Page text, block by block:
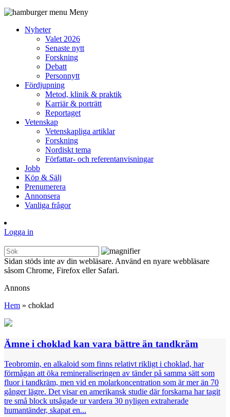
Meny
Nyheter
Valet 2026
Senaste nytt
Forskning
Debatt
Personnytt
Fördjupning
Metod, klinik & praktik
Karriär & porträtt
Reportaget
Vetenskap
Vetenskapliga artiklar
Forskning
Nordiskt tema
Författar- och referentanvisningar
Jobb
Köp & Sälj
Prenumerera
Annonsera
Vanliga frågor
Logga in
Sidan stöds inte av din webläsare. Använd en nyare webbläsare
såsom Chrome, Firefox eller Safari.
Annons
Hem » choklad
Ämne i choklad kan vara bättre än tandkräm
Teobromin, en alkaloid som finns relativt rikligt i choklad, har
förmågan att öka remineraliseringen av tänder på samma sätt som
fluor i tandkräm, men vid en molarkoncentration som är mer än 70
gånger lägre. Det visar en amerikansk studie där forskarna har tagit
tre små block utsågade ur vardera 30 nyligen extraherade
humantänder, skapat en...